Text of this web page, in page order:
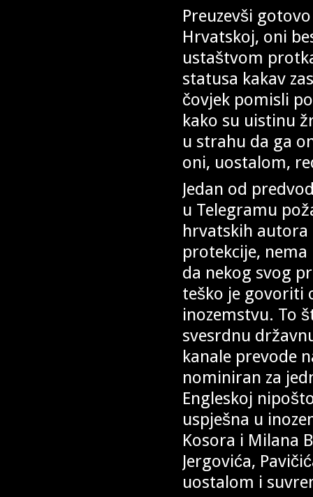
Preuzevši
Hrvatskoj, oni
ustaštvom
statusa kakav
čovjek pomisli
kako su uistinu
u strahu da ga
oni, uostalom,
Jedan od
u Telegramu
hrvatskih autora
protekcije,
da nekog svog
teško je govoriti
inozemstvu. To
svesrdnu
kanale prevode
nominiran za
Engleskoj
uspješna u
Kosora i Milana
Jergovića,
uostalom i